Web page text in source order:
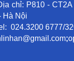
P810 - CT2A
Hà Nội
024.3200 6777/
.com;